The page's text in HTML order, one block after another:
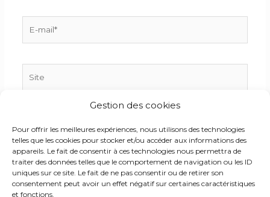
Gestion des cookies
Pour offrir les meilleures expériences, nous utilisons des technologies
telles que les cookies pour stocker et/ou accéder aux informations des
appareils. Le fait de consentir à ces technologies nous permettra de
traiter des données telles que le comportement de navigation ou les ID
uniques sur ce site. Le fait de ne pas consentir ou de retirer son
consentement peut avoir un effet négatif sur certaines caractéristiques
et fonctions.
mail*
le navigateur pour mon prochain commentaire.